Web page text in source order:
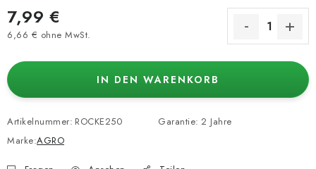
7,99 €
6,66 € ohne MwSt.
IN DEN WARENKORB
Artikelnummer: ROCKE250
Marke:AGRO
Garantie: 2 Jahre